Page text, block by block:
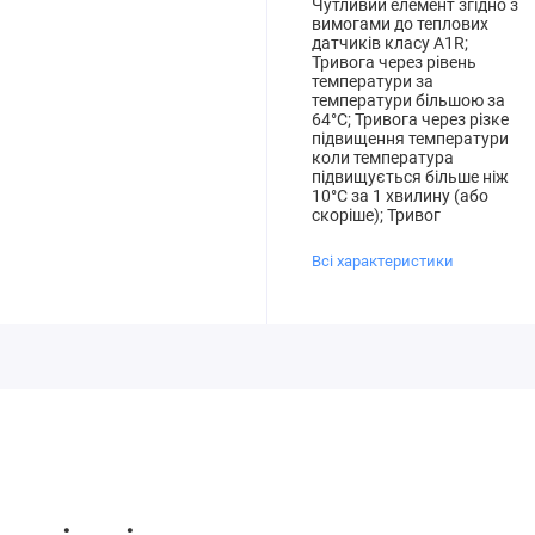
Чутливий елемент згідно з
вимогами до теплових
датчиків класу A1R;
Тривога через рівень
температури за
температури більшою за
64°C; Тривога через різке
підвищення температури
коли температура
підвищується більше ніж
10°C за 1 хвилину (або
скоріше); Тривог
Всі характеристики